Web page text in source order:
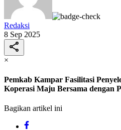
Redaksi
8 Sep 2025
×
Pemkab Kampar Fasilitasi
Koperasi Maju Bersama dengan
Bagikan artikel ini